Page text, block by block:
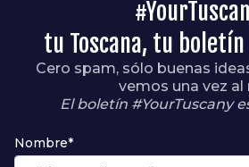
tu Toscana, tu
Cero spam, sólo buenas
vemos una vez al
El boletín #YourTuscany
Nombre*